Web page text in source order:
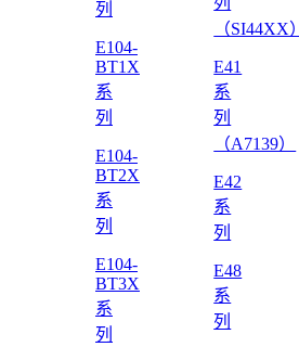
列
E104-
BT1X
系
列
E104-
BT2X
系
列
E104-
BT3X
系
列
（SI44XX）
E41
系
列
（A7139）
E42
系
列
E48
系
列